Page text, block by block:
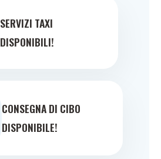
SERVIZI TAXI
DISPONIBILI!
CONSEGNA DI CIBO
DISPONIBILE!